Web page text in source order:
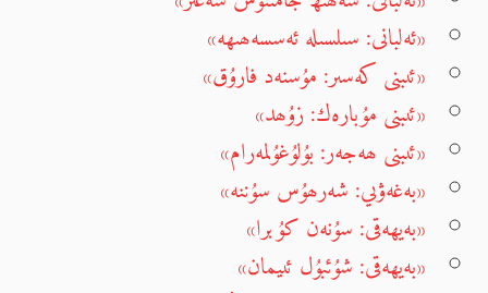
«ئەلبانى: سىلسىلە ئەسسەھىھە»
«ئىبنى كەسىر: مۇسنەد فارۇق»
«ئىبنى مۇبارەك: زۇھد»
«ئىبنى ھەجەر: بۇلۇغۇلمەرام»
«بەغەۋىي: شەرھۇس سۇننە»
«بەيھەقى: سۇنەن كۇبرا»
«بەيھەقى: شۇئبۇل ئىيمان»